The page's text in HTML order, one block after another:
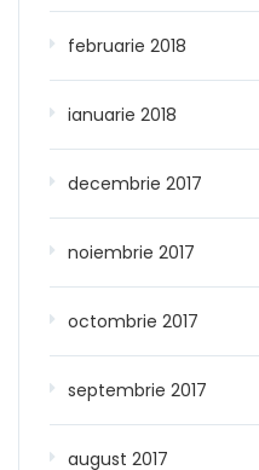
februarie 2018
ianuarie 2018
decembrie 2017
noiembrie 2017
octombrie 2017
septembrie 2017
august 2017